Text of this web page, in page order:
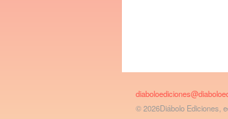
© 2026Diábolo Ediciones,